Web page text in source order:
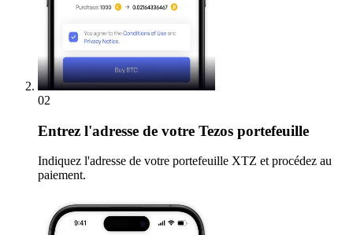
02
Entrez l'adresse de votre Tezos portefeuille
Indiquez l'adresse de votre portefeuille XTZ et procédez au
paiement.